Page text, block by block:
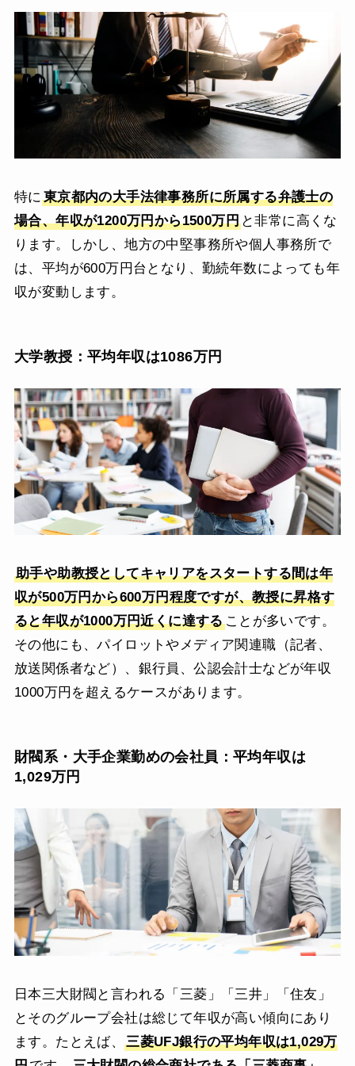
特に東京都内の大手法律事務所に所属する弁護士の
場合、年収が1200万円から1500万円と非常に高くな
ります。しかし、地方の中堅事務所や個人事務所で
は、平均が600万円台となり、勤続年数によっても年
収が変動します。
大学教授：平均年収は1086万円
助手や助教授としてキャリアをスタートする間は年
収が500万円から600万円程度ですが、教授に昇格す
ると年収が1000万円近くに達することが多いです。
その他にも、パイロットやメディア関連職（記者、
放送関係者など）、銀行員、公認会計士などが年収
1000万円を超えるケースがあります。
財閥系・大手企業勤めの会社員：平均年収は
1,029万円
日本三大財閥と言われる「三菱」「三井」「住友」
とそのグループ会社は総じて年収が高い傾向にあり
ます。たとえば、三菱UFJ銀行の平均年収は1,029万